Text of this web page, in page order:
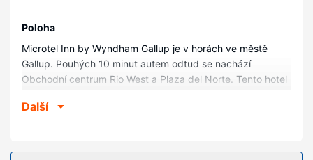
Poloha
Microtel Inn by Wyndham Gallup je v horách ve městě
Gallup. Pouhých 10 minut autem odtud se nachází
Obchodní centrum Rio West a Plaza del Norte. Tento hotel
Indian Medical Center.
V jednom z 53 pokojů, k jejichž vybavení patří lednička, se
Další